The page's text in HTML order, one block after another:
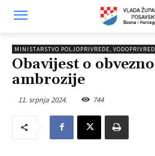
MINISTARSTVO POLJOPRIVREDE,
Obavijest o
ambrozije
11. srpnja 2024. 744